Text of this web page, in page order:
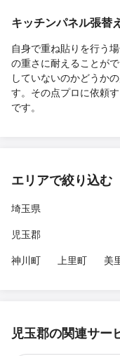
キッチンパネル張替
自身で重ね貼りを行う
の重さに耐えることが
していないのかどうか
す。その点プロに依頼
です。
エリアで絞り込む
埼玉県
児玉郡
神川町
上里町 美
児玉郡の関連サー